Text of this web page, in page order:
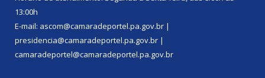
13:00h
E-mail: ascom@camaradeportel.pa.gov.br |
presidencia@camaradeportel.pa.gov.br |
camaradeportel@camaradeportel.pa.gov.br